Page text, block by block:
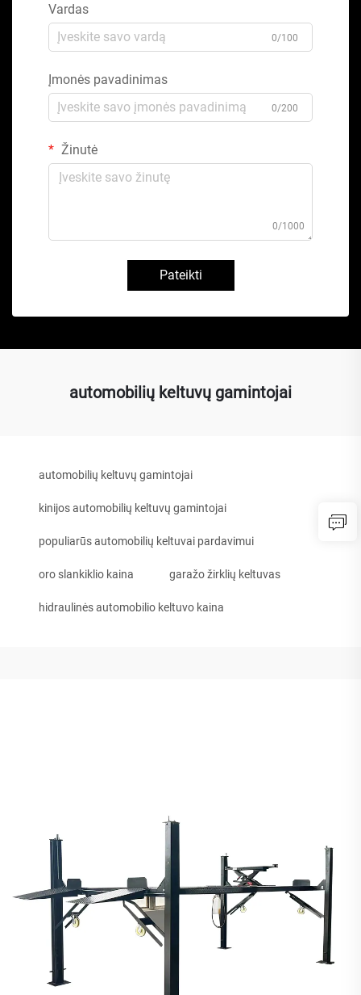
Vardas
0/100
Įmonės pavadinimas
0/200
Žinutė
0/1000
Pateikti
automobilių keltuvų gamintojai
automobilių keltuvų gamintojai
kinijos automobilių keltuvų gamintojai
populiarūs automobilių keltuvai pardavimui
oro slankiklio kaina garažo žirklių keltuvas
hidraulinės automobilio keltuvo kaina